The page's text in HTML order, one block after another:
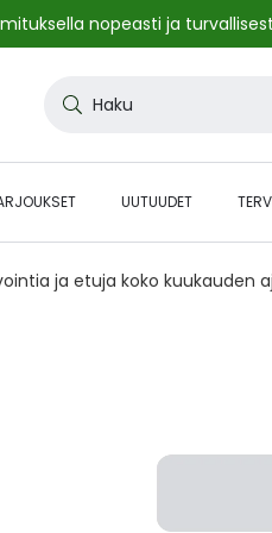
nopeasti ja
UUTUUDET
ja etuja koko